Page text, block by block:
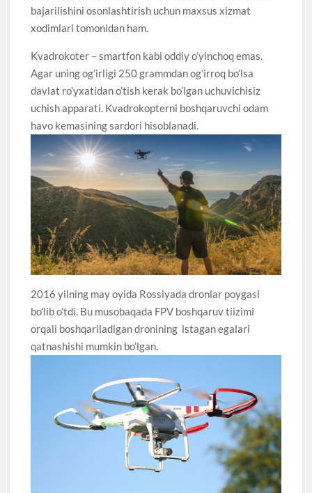
bajarilishini osonlashtirish uchun maxsus xizmat
xodimlari tomonidan ham.
Kvadrokoter – smartfon kabi oddiy o’yinchoq emas.
Agar uning og’irligi 250 grammdan og’irroq bo’lsa
davlat ro’yxatidan o’tish kerak bo’lgan uchuvichisiz
uchish apparati. Kvadrokopterni boshqaruvchi odam
havo kemasining sardori hisoblanadi.
2016 yilning may oyida Rossiyada dronlar poygasi
bo’lib o’tdi. Bu musobaqada FPV boshqaruv tiizimi
orqali boshqariladigan dronining istagan egalari
qatnashishi mumkin bo’lgan.